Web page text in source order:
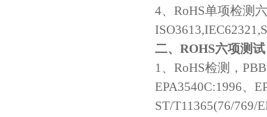
4、RoHS单项检测
二、ROHS六项测试
1、RoHS检测，
EPA3540C:1996、
ST/T11365(76/769/